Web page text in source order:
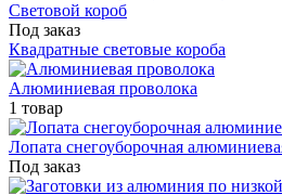
Световой короб
Под заказ
Квадратные световые короба
Алюминиевая проволока
1 товар
Лопата снегоуборочная
Под заказ